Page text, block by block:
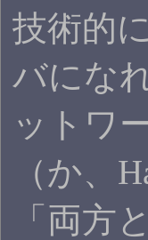
技術的
バにな
ットワ
（か、
「両方